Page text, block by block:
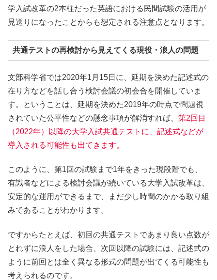
学入試改革の2本柱だった英語における民間試験の活用が
見送りになったことからも想定される注意点となります。
共通テストの再検討から見えてくる現役・浪人の問題
文部科学省では2020年1月15日に、延期を決めた記述式の
在り方などを話し合う検討会議の初会合を開催していま
す。ということは、延期を決めた2019年の時点で問題視
されていた公平性などの懸念事項が解消すれば、 第2回目
（2022年）以降の大学入試共通テストに、記述式などが
導入される可能性も出てきます。
このように、第1回の試験まで1年をきった現段階でも、
有識者などによる検討会議が続いている大学入試改革は、
安定的な運用ができるまで、まだ少し時間のかかる取り組
みであることがわかります。
ですからたとえば、初回の共通テストであまり良い点数が
とれずに浪人をした場合、次回以降の試験には、記述式の
ように前回とは全く異なる形式の問題が出てくる可能性も
考えられるのです。